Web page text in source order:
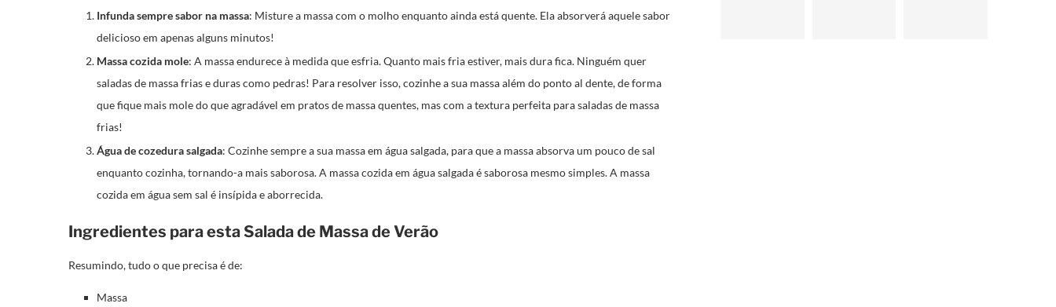
Infunda sempre sabor na massa: Misture a massa com o molho enquanto ainda está quente. Ela absorverá aquele sabor
delicioso em apenas alguns minutos!
Massa cozida mole: A massa endurece à medida que esfria. Quanto mais fria estiver, mais dura fica. Ninguém quer
saladas de massa frias e duras como pedras! Para resolver isso, cozinhe a sua massa além do ponto al dente, de forma
que fique mais mole do que agradável em pratos de massa quentes, mas com a textura perfeita para saladas de massa
frias!
Água de cozedura salgada: Cozinhe sempre a sua massa em água salgada, para que a massa absorva um pouco de sal
enquanto cozinha, tornando-a mais saborosa. A massa cozida em água salgada é saborosa mesmo simples. A massa
cozida em água sem sal é insípida e aborrecida.
Ingredientes para esta Salada de Massa de Verão
Resumindo, tudo o que precisa é de:
Massa